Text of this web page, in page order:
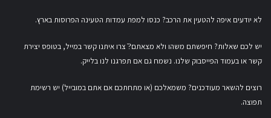
לא יודעים איפה להטעין את הרכב? כנסו למפת עמדות הטעינה הפרוסות בארץ.
יש לכם שאלות? חיפשתם משהו ולא מצאתם?ֿ צרו איתנו קשר במייל, בטופס יצירת
קשראובעמוד הפייסבוק שלנו. נשמח גם אם תפרגנו לנו בלייק.
רוצים להשאר מעודכנים? משמאלכם (או מתחתכם אם אתם במובייל) יש רשימת
תפוצה.